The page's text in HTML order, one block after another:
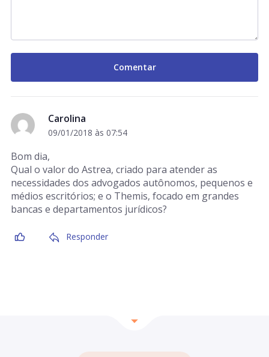
Carolina
09/01/2018 às 07:54
Bom dia,
Qual o valor do Astrea, criado para atender as
necessidades dos advogados autônomos, pequenos e
médios escritórios; e o Themis, focado em grandes
bancas e departamentos jurídicos?
Responder